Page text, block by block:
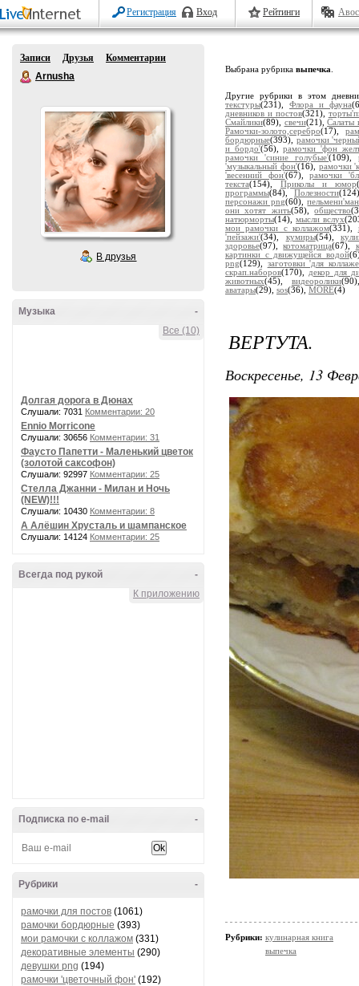
Регистрация Вход Рейтинги
Записи Друзья
Комментарии
Arnusha
В друзья
-
Музыка
Все (10)
Долгая дорога в Дюнах
Слушали: 7031 Комментарии: 20
Ennio Morricone
Слушали: 30656 Комментарии: 31
Фаусто Папетти - Маленький цветок
(золотой саксофон)
Слушали: 92997 Комментарии: 25
Стелла Джанни - Милан и Ночь
(NEW)!!!
Слушали: 10430 Комментарии: 8
А Алёшин Хрусталь и шампанское
Слушали: 14124 Комментарии: 25
-
Всегда под рукой
К приложению
-
Подписка по e-mail
-
Рубрики
рамочки для постов (1061)
рамочки бордюрные (393)
мои рамочки с коллажом (331)
декоративные элементы (290)
девушки png (194)
рамочки 'цветочный фон' (192)
Выбрана рубрика выпечка
Другие рубрики в этом
текстуры(231), Флора и фауна
дневников и постов(321),
Смайлики(89), свечи(21),Салаты
Рамочки-золото,серебро(17),
бордюрные(393), рамочки
и бордо'(56),рамочки 'фон
рамочки 'синие голубые'(109),
'музыкальный фон'(16), рамочки
'весенний фон'(67),рамочки
текста(154), Приколы и юмор
программы(84),Полезности
персонажи png(60),
они хотят жить(58),общество
натюрморты(14),мысли вслух
мои рамочки с коллажом(331),
'пейзажи'(34), кумиры(54),
здоровье(97),котоматрица(67),
картинки с движущейся водой
png(129), заготовки 'для
скрап.наборов(170), декор для
животных(45), видеоролики
аватары(29), sos(36), MORE(4)
ВЕРТУТА.
Воскресенье, 13
Рубрики: кулинарная книга
выпечка